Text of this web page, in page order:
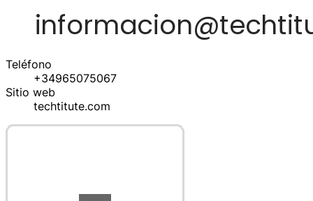
Teléfono
+34965075067
Sitio web
techtitute.com